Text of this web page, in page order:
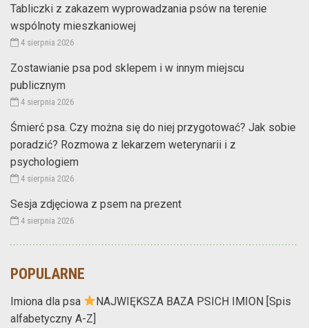
Tabliczki z zakazem wyprowadzania psów na terenie
wspólnoty mieszkaniowej
4 sierpnia 2026
Zostawianie psa pod sklepem i w innym miejscu
publicznym
4 sierpnia 2026
Śmierć psa. Czy można się do niej przygotować? Jak sobie
poradzić? Rozmowa z lekarzem weterynarii i z
psychologiem
4 sierpnia 2026
Sesja zdjęciowa z psem na prezent
4 sierpnia 2026
POPULARNE
Imiona dla psa
NAJWIĘKSZA BAZA PSICH IMION [Spis
alfabetyczny A-Z]